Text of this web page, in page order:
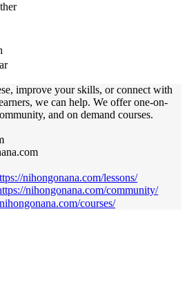
improve your skills, or connect with
we can help. We offer one-on-
and on demand courses.
nihongonana.com/lessons/
nihongonana.com/community/
courses/